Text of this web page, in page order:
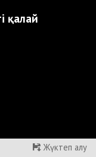
қалай
Жүктеп алу